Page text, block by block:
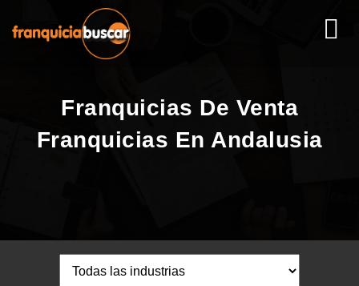
Franquicias De Venta
Franquicias En Andalusia